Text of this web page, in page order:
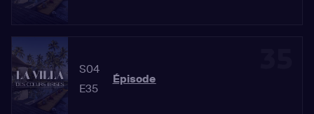
S04
E35
Épisode